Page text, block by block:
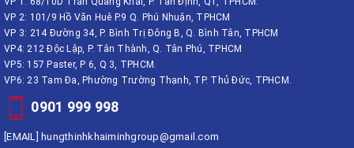
VP 2: 101/9 Hồ Văn Huê P.9 Q. Phú Nhuận, TPHCM
VP 3: 214 Đường 34, P. Bình Trị Đông B, Q. Bình Tân, TPHCM
VP4: 212 Độc Lập, P. Tân Thành, Q. Tân Phú, TPHCM
VP5: 157 Paster, P 6, Q 3, TPHCM.
VP6: 23 Tam Đa, Phường Trường Thạnh, TP. Thủ Đức, TPHCM.
0901 999 998
[EMAIL] hungthinhkhaiminhgroup@gmail.com